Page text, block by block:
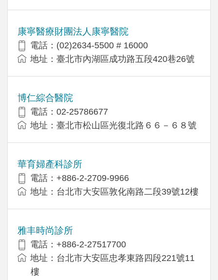
康寧醫療財團法人康寧醫院
電話：(02)2634-5500 # 16000
地址：臺北市內湖區成功路五段420巷26號
博仁綜合醫院
電話：02-25786677
地址：臺北市松山區光復北路６６－６８號
華育婦產科診所
電話：+886-2-2709-9966
地址：台北市大安區敦化南路二段39號12樓
雅丰時尚診所
電話：+886-2-27517700
地址：台北市大安區忠孝東路四段221號11
樓